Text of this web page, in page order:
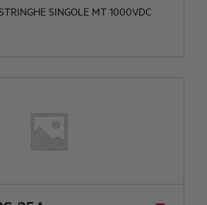
SINGOLE MT 1000VDC